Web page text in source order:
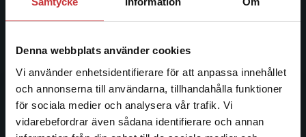
Denna webbplats använder cookies
Vi använder enhetsidentifierare för att anpassa innehållet
och annonserna till användarna, tillhandahålla funktioner
för sociala medier och analysera vår trafik. Vi
vidarebefordrar även sådana identifierare och annan
Begränsad fraktregion
ledande utbildningsförlag. Med läromedel, kurslitteratur,
facklitteratur, utbildningar och digitala
längs hela kunskapsresan.
Kontakta oss
Kontakta oss